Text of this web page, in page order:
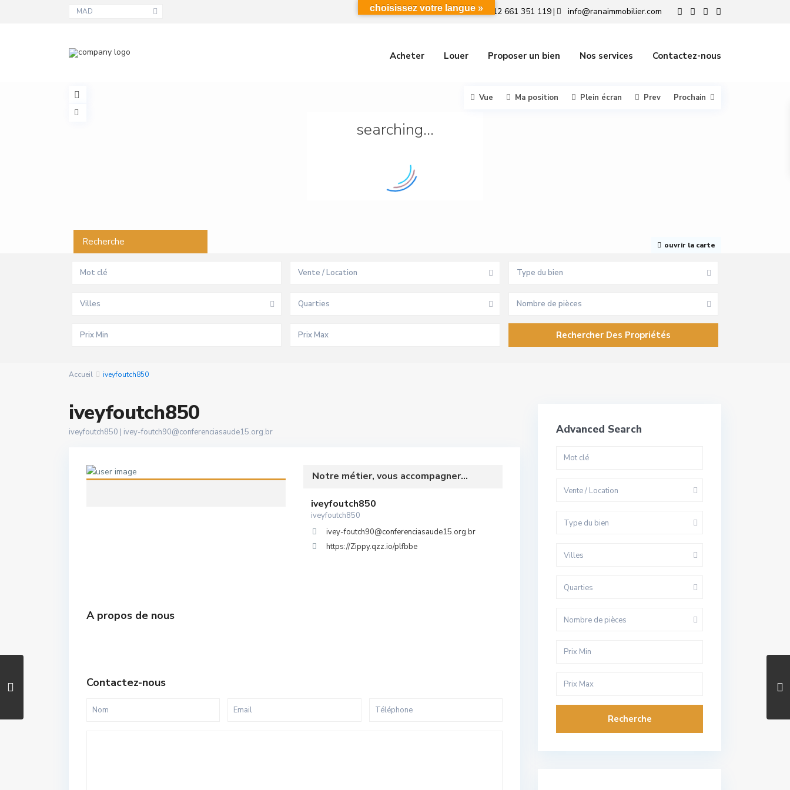
MAD +212 661 351 119| info@ranaimmobilier.com
Acheter Louer Proposer un bien Nos services Contactez-nous
searching...
ouvrir la carte
Vue Ma position Plein écran Prev Prochain
Recherche
Vente / Location Type du bien
Villes Quarties Nombre de pièces
Accueil iveyfoutch850
iveyfoutch850
iveyfoutch850 | ivey-foutch90@conferenciasaude15.org.br
Notre métier, vous accompagner...
iveyfoutch850
iveyfoutch850
ivey-foutch90@conferenciasaude15.org.br
https://Zippy.qzz.io/plfbbe
A propos de nous
Contactez-nous
Advanced Search
Vente / Location
Type du bien
Villes
Quarties
Nombre de pièces
Recherche
choisissez votre langue »